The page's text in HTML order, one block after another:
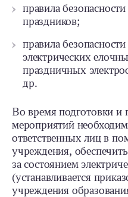
правила
праздников;
правила
электрических
праздничных
др.
Во время подготовки и
мероприятий
ответственных лиц в
учреждения,
за состоянием
(устанавливается
учреждения